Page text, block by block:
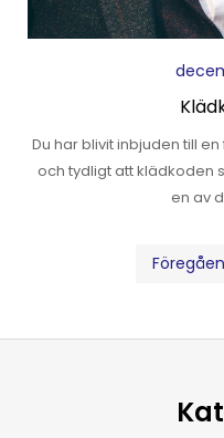
Du har blivit inbjuden till
och tydligt att klädkoden
en av
för